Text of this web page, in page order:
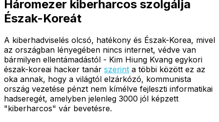
Háromezer kiberharcos szolgálja
Észak-Koreát
A kiberhadviselés olcsó, hatékony és Észak-Korea, mivel
az országban lényegében nincs internet, védve van
bármilyen ellentámadástól - Kim Hiung Kvang egykori
észak-koreai hacker tanár szerint a többi között ez az
oka annak, hogy a világtól elzárkózó, kommunista
ország vezetése pénzt nem kímélve fejleszti informatikai
hadseregét, amelyben jelenleg 3000 jól képzett
"kiberharcos" vár bevetésre.